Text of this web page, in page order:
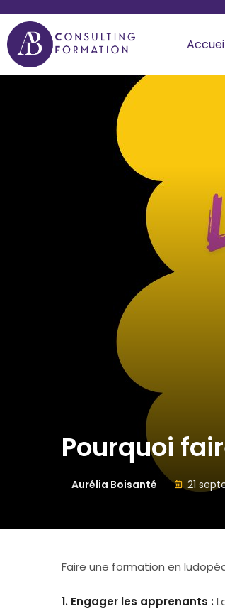
Pourquoi
Aurélia Boisanté 21
Faire une formation en
1. Engager les apprenants :